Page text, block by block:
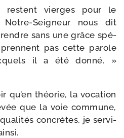
res­tent vierges pour le
​Seigneur nous dit
sans une grâce spé­
pas cette parole
il a été don­né. »
qu’en théo­rie, la voca­tion
que la voie com­mune,
concrètes, je ser­vi­